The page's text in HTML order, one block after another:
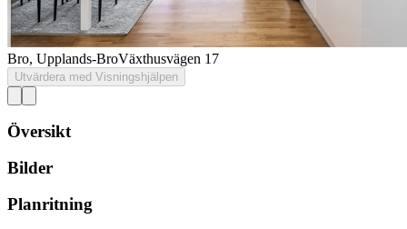
Bro, Upplands-BroVäxthusvägen 17
Utvärdera med Visningshjälpen
Översikt
Bilder
Planritning